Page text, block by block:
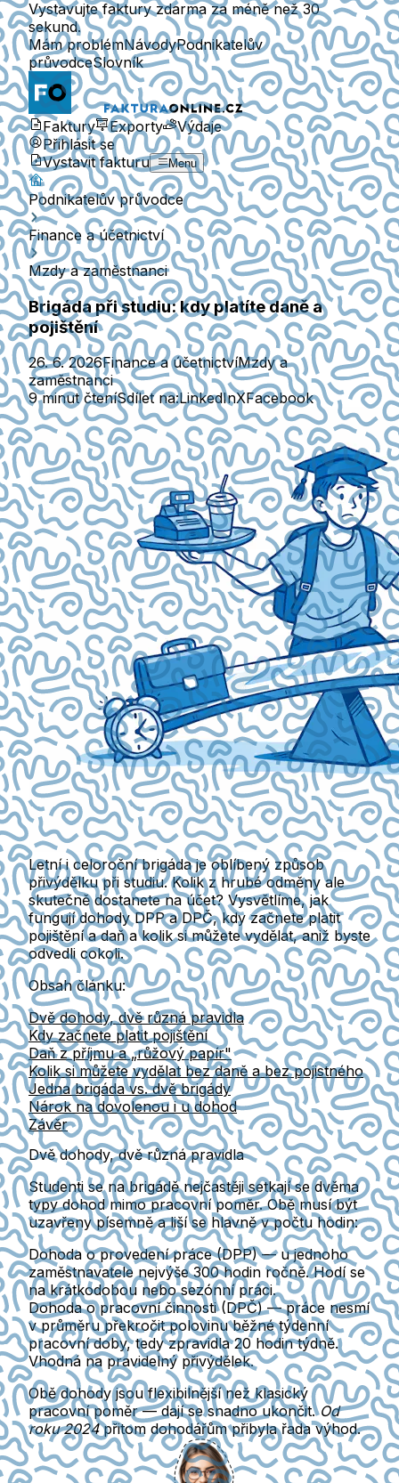
Vystavujte faktury zdarma za méně než 30
sekund.
Mám problémNávodyPodnikatelův
průvodceSlovník
Faktury Exporty
Výdaje
Přihlásit se
Vystavit fakturu
Menu
Podnikatelův průvodce
Finance a účetnictví
Mzdy a zaměstnanci
Brigáda při studiu: kdy platíte daně a
pojištění
26. 6. 2026Finance a účetnictvíMzdy a
zaměstnanci
9 minut čteníSdílet na:LinkedInXFacebook
Letní i celoroční brigáda je oblíbený způsob
přivýdělku při studiu. Kolik z hrubé odměny ale
skutečně dostanete na účet? Vysvětlíme, jak
fungují dohody DPP a DPČ, kdy začnete platit
pojištění a daň a kolik si můžete vydělat, aniž byste
odvedli cokoli.
Obsah článku:
Dvě dohody, dvě různá pravidla
Kdy začnete platit pojištění
Daň z příjmu a „růžový papír"
Kolik si můžete vydělat bez daně a bez pojistného
Jedna brigáda vs. dvě brigády
Nárok na dovolenou i u dohod
Závěr
Dvě dohody, dvě různá pravidla
Studenti se na brigádě nejčastěji setkají se dvěma
typy dohod mimo pracovní poměr. Obě musí být
uzavřeny písemně a liší se hlavně v počtu hodin:
Dohoda o provedení práce (DPP)— u jednoho
zaměstnavatele nejvýše300 hodin ročně. Hodí se
na krátkodobou nebo sezónní práci.
Dohoda o pracovní činnosti (DPČ)— práce nesmí
v průměru překročitpolovinu běžné týdenní
pracovní doby, tedy zpravidla 20 hodin týdně.
Vhodná na pravidelný přivýdělek.
Obě dohody jsou flexibilnější než klasický
pracovní poměr — dají se snadno ukončit.Od
roku 2024přitom dohodářům přibyla řada výhod.